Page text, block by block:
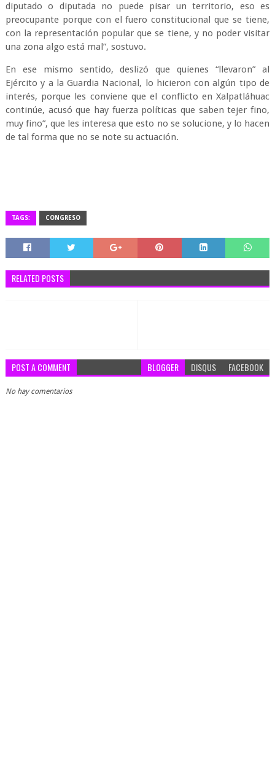
diputado o diputada no puede pisar un territorio, eso es
preocupante porque con el fuero constitucional que se tiene,
con la representación popular que se tiene, y no poder visitar
una zona algo está mal”, sostuvo.
En ese mismo sentido, deslizó que quienes “llevaron” al
Ejército y a la Guardia Nacional, lo hicieron con algún tipo de
interés, porque les conviene que el conflicto en Xalpatláhuac
continúe, acusó que hay fuerza políticas que saben tejer fino,
muy fino”, que les interesa que esto no se solucione, y lo hacen
de tal forma que no se note su actuación.
TAGS: CONGRESO
RELATED POSTS
POST A COMMENT BLOGGER DISQUS FACEBOOK
No hay comentarios